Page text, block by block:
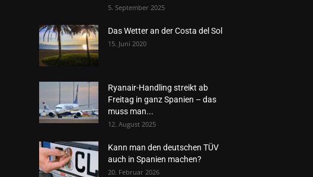
5. September 2025
Das Wetter an der Costa del Sol
15. Juni 2020
Ryanair-Handling streikt ab
Freitag in ganz Spanien – das
muss man...
12. August 2025
Kann man den deutschen TÜV
auch in Spanien machen?
20. Februar 2026